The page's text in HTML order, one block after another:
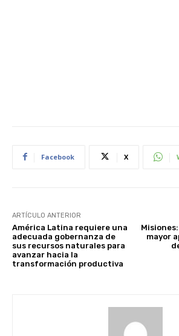
Facebook X
ARTÍCULO ANTERIOR
América Latina requiere una
adecuada gobernanza de
sus recursos naturales para
avanzar hacia la
transformación productiva
mayor